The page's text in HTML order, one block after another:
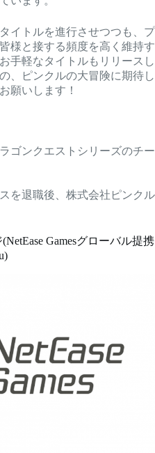
イトルを進行させつつも、プ
様と接する頻度を高く維持す
手軽なタイトルもリリースし
、ピンクルの大冒険に期待し
願いします！
ゴンクエストシリーズのチー
を退職後、株式会社ピンクル
Gamesグローバル提携